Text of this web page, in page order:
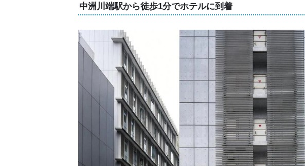
中洲川端駅から徒歩1分でホテルに到着